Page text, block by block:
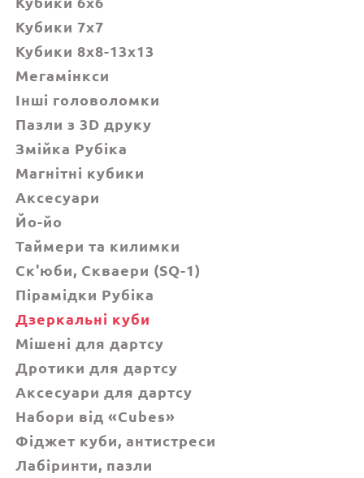
Кубики 7х7
Кубики 8x8-13x13
Мегамінкси
Інші головоломки
Пазли з 3D друку
Змійка Рубіка
Магнітні кубики
Аксесуари
Йо-йо
Таймери та килимки
Ск'юби, Cкваери (SQ-1)
Пірамідки Рубіка
Дзеркальні куби
Мішені для дартсу
Дротики для дартсу
Аксесуари для дартсу
Набори від «Cubes»
Фіджет куби, антистреси
Лабіринти, пазли